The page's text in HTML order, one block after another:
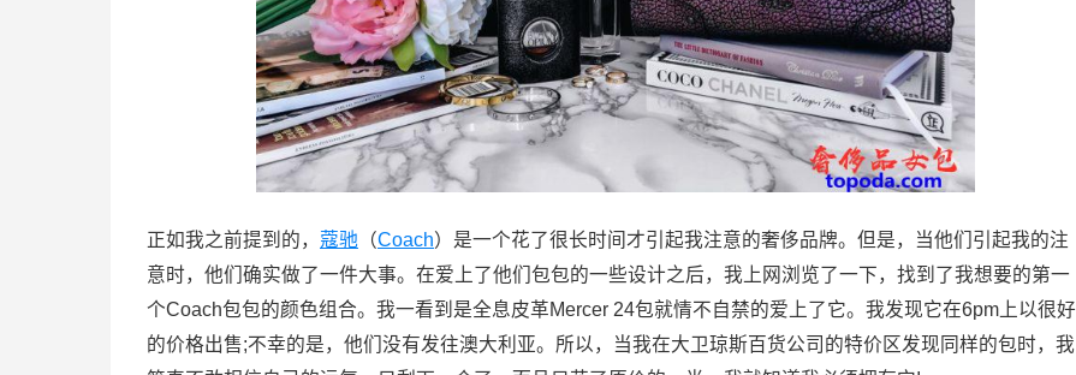
正如我之前提到的， 蔻驰 （Coach）是一个花了很长时间才引起我注意的奢侈品牌。但是，当他们引起我的注
意时，他们确实做了一件大事。在爱上了他们包包的一些设计之后，我上网浏览了一下，找到了我想要的第一
个Coach包包的颜色组合。我一看到是全息皮革Mercer 24包就情不自禁的爱上了它。我发现它在6pm上以很好
的价格出售;不幸的是，他们没有发往澳大利亚。所以，当我在大卫琼斯百货公司的特价区发现同样的包时，我